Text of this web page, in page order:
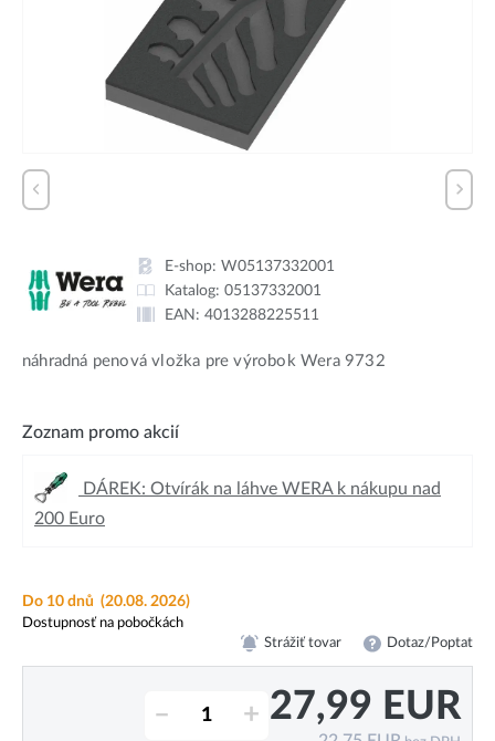
E-shop: W05137332001
Katalog: 05137332001
EAN: 4013288225511
náhradná penová vložka pre výrobok Wera 9732
Zoznam promo akcií
DÁREK: Otvírák na láhve WERA k nákupu nad
200 Euro
Do 10 dnů (20.08. 2026)
Dostupnosť na pobočkách
Strážiť tovar Dotaz/Poptat
– + 27,99 EUR